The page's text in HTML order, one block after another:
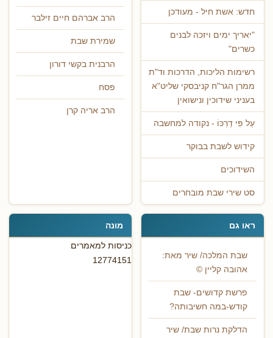
חדש: אשת חיל - מעודכן
"יאריך ימים ויזכה לבנים
כשרים"
רשימות הליכות, הדרכות וד"ת
ממרן הגר"ח קניבסקי שליט"א
בעניני שידוכין ונישואין
עַל פִּי דַרְכּוֹ - נקודה למחשבה
קידוש לשבת בבוקר
השידוכים
סט שירי שבת מובחרים
הרב אברהם חיים זילבר
שמירת שבת
הרבנית בקשי דורון
פסח
הרב אריה קרן
ראו גם
שבת המלכה/ שיר מאת:
אהובה קליין ©
פרשת קדושים- שבת
קודש-במה חשיבותה?
הדלקת נרות שבת/ שיר
מונה
כניסות למאמרים
12774151